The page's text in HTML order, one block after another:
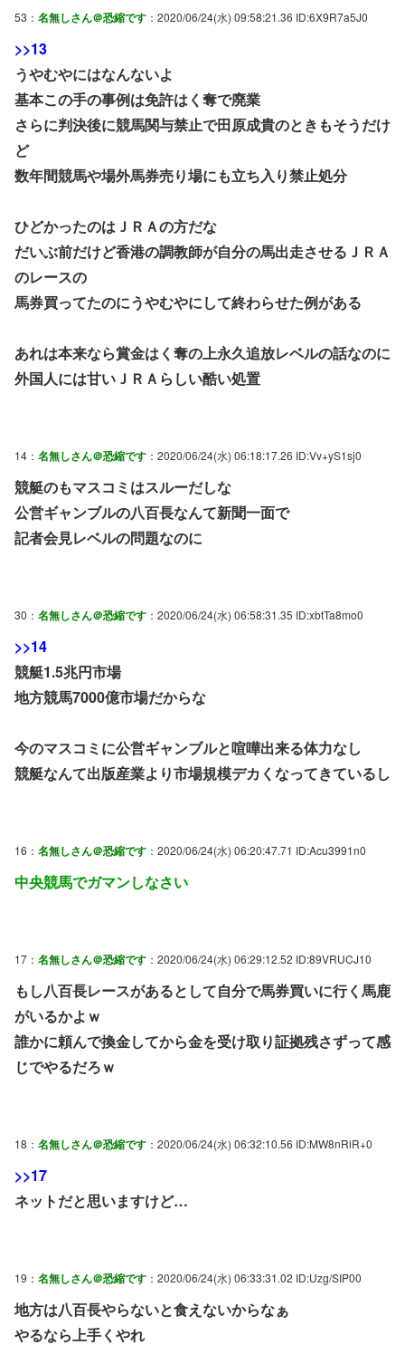
53： 名無しさん＠恐縮です ：2020/06/24(水) 09:58:21.36 ID:6X9R7a5J0
>>13
うやむやにはなんないよ
基本この手の事例は免許はく奪で廃業
さらに判決後に競馬関与禁止で田原成貴のときもそうだけ
ど
数年間競馬や場外馬券売り場にも立ち入り禁止処分
ひどかったのはＪＲＡの方だな
だいぶ前だけど香港の調教師が自分の馬出走させるＪＲＡ
のレースの
馬券買ってたのにうやむやにして終わらせた例がある
あれは本来なら賞金はく奪の上永久追放レベルの話なのに
外国人には甘いＪＲＡらしい酷い処置
14： 名無しさん＠恐縮です ：2020/06/24(水) 06:18:17.26 ID:Vv+yS1sj0
競艇のもマスコミはスルーだしな
公営ギャンブルの八百長なんて新聞一面で
記者会見レベルの問題なのに
30： 名無しさん＠恐縮です ：2020/06/24(水) 06:58:31.35 ID:xbtTa8mo0
>>14
競艇1.5兆円市場
地方競馬7000億市場だからな
今のマスコミに公営ギャンブルと喧嘩出来る体力なし
競艇なんて出版産業より市場規模デカくなってきているし
16： 名無しさん＠恐縮です ：2020/06/24(水) 06:20:47.71 ID:Acu3991n0
中央競馬でガマンしなさい
17： 名無しさん＠恐縮です ：2020/06/24(水) 06:29:12.52 ID:89VRUCJ10
もし八百長レースがあるとして自分で馬券買いに行く馬鹿
がいるかよｗ
誰かに頼んで換金してから金を受け取り証拠残さずって感
じでやるだろｗ
18： 名無しさん＠恐縮です ：2020/06/24(水) 06:32:10.56 ID:MW8nRlR+0
>>17
ネットだと思いますけど…
19： 名無しさん＠恐縮です ：2020/06/24(水) 06:33:31.02 ID:Uzg/SIP00
地方は八百長やらないと食えないからなぁ
やるなら上手くやれ